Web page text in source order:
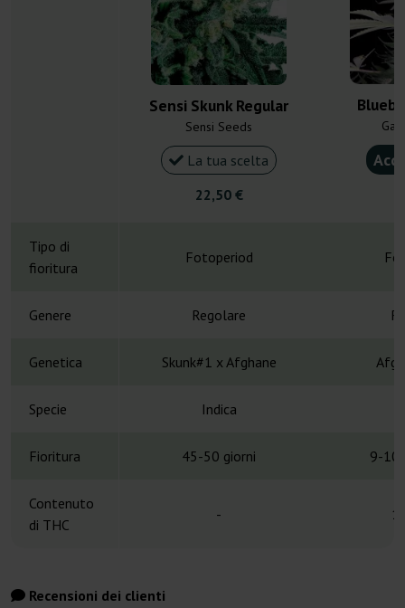
Sensi Skunk Regular
Sensi Seeds
La tua scelta
22,50 €
Tipo di
fioritura
Fotoperiod
Genere Regolare
Genetica Skunk#1 x Afghane
Specie Indica
Fioritura 45-50 giorni 9-10
Contenuto
di THC
-
Recensioni dei clienti